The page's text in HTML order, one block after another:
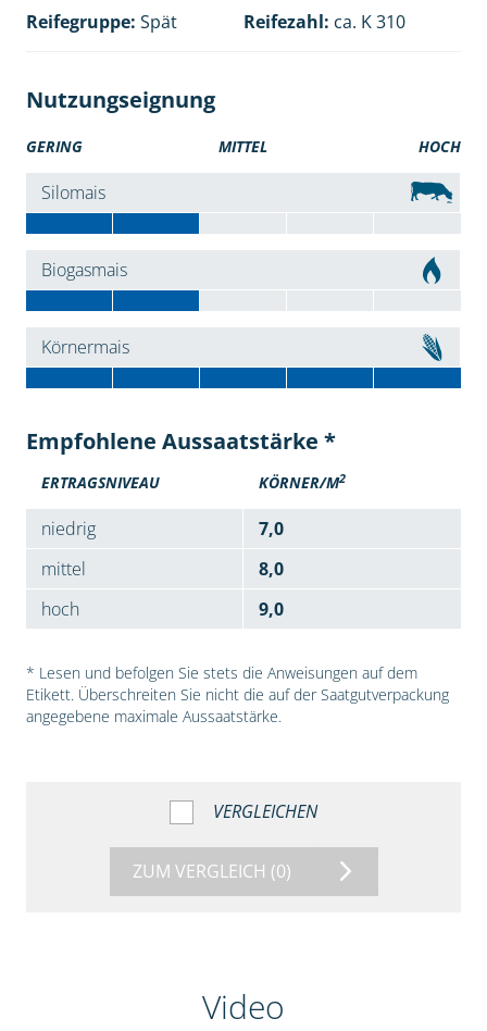
Reifegruppe: Spät Reifezahl: ca. K 310
Nutzungseignung
GERING MITTEL HOCH
Silomais
Biogasmais
Körnermais
Empfohlene Aussaatstärke *
ERTRAGSNIVEAU KÖRNER/M2
niedrig
7,0
mittel
8,0
hoch
9,0
* Lesen und befolgen Sie stets die Anweisungen auf dem
Etikett. Überschreiten Sie nicht die auf der Saatgutverpackung
angegebene maximale Aussaatstärke.
VERGLEICHEN
ZUM VERGLEICH (0)
Video